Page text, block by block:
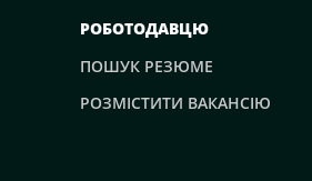
РОБОТОДАВЦЮ
ПОШУК РЕЗЮМЕ
РОЗМІСТИТИ ВАКАНСІЮ